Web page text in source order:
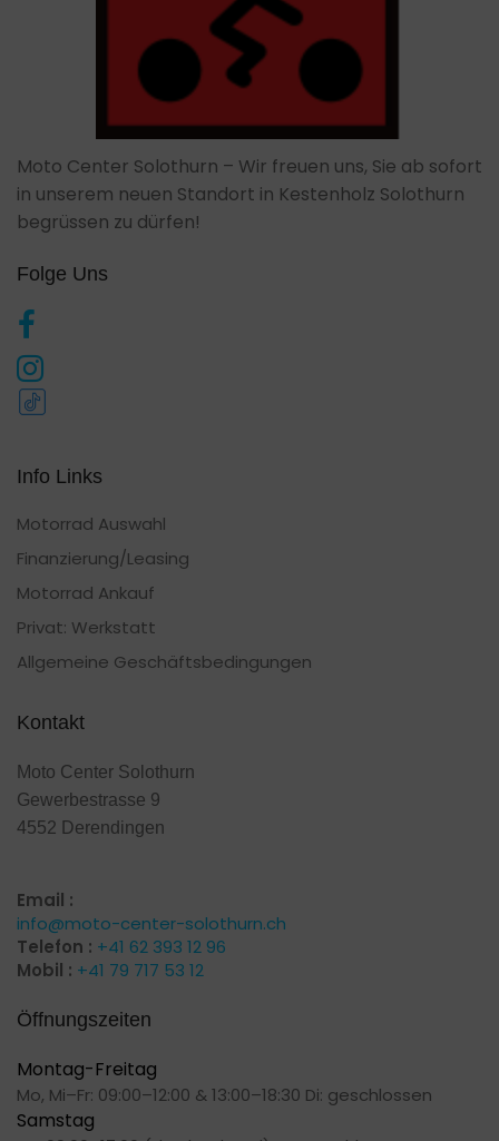
Moto Center Solothurn – Wir freuen uns, Sie ab sofort
in unserem neuen Standort in Kestenholz Solothurn
begrüssen zu dürfen!
Folge Uns
Info Links
Motorrad Auswahl
Finanzierung/Leasing
Motorrad Ankauf
Privat: Werkstatt
Allgemeine Geschäftsbedingungen
Kontakt
Moto Center Solothurn
Gewerbestrasse 9
4552 Derendingen
Email :
info@moto-center-solothurn.ch
Telefon : +41 62 393 12 96
Mobil : +41 79 717 53 12
Öffnungszeiten
Montag-Freitag
Mo, Mi–Fr: 09:00–12:00 & 13:00–18:30 Di: geschlossen
Samstag